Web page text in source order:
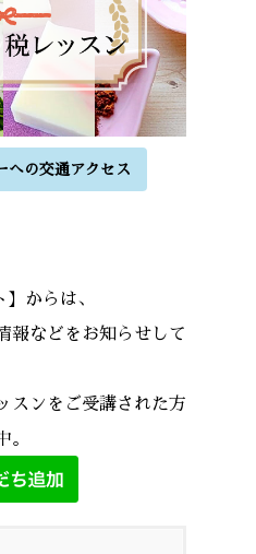
への交通アクセス
からは、
報などをお知らせして
スンをご受講された方
。